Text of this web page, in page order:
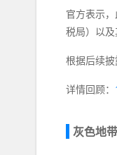
官方表示
税局）以及
根据后续
详情回顾：
灰色地